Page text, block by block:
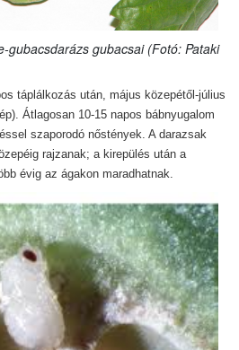
gubacsdarázs gubacsai (Fotó: Pataki
táplálkozás után, május közepétől-július
Átlagosan 10-15 napos bábnyugalom
szaporodó nőstények. A darazsak
rajzanak; a kirepülés után a
évig az ágakon maradhatnak.